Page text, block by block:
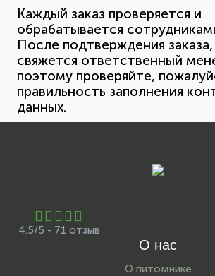
Каждый заказ проверяется и
обрабатывается
После подтверждения
свяжется ответственный
поэтому проверяйте,
правильность заполнения
данных.
4.5/5 - 71 отзыв
О нас
О питомнике